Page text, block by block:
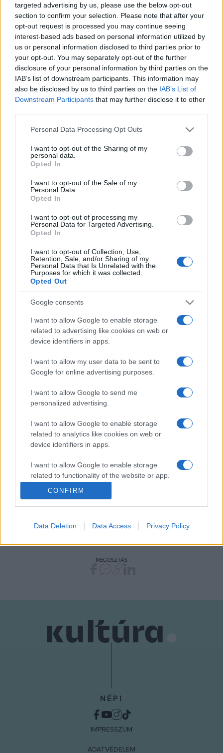
targeted advertising by us, please use the below opt-out
section to confirm your selection. Please note that after your
opt-out request is processed you may continue seeing
interest-based ads based on personal information utilized by
us or personal information disclosed to third parties prior to
your opt-out. You may separately opt-out of the further
disclosure of your personal information by third parties on the
IAB’s list of downstream participants. This information may
also be disclosed by us to third parties on the IAB’s List of
Downstream Participants that may further disclose it to other
Please note that this website/app uses one or more Google
not limited to your visit or usage behaviour. You may click to
grant or deny consent to Google and its third-party tags to
use your data for below specified purposes in below Google
consent section.
Personal Data Processing Opt Outs
I want to opt-out of the Sharing of my
personal data.
Opted In
I want to opt-out of the Sale of my
Personal Data.
Opted In
I want to opt-out of processing my
Personal Data for Targeted Advertising.
Opted In
I want to opt-out of Collection, Use,
Retention, Sale, and/or Sharing of my
Personal Data that Is Unrelated with the
Purposes for which it was collected.
Opted Out
Google consents
I want to allow Google to enable storage
related to advertising like cookies on web or
device identifiers in apps.
I want to allow my user data to be sent to
Google for online advertising purposes.
I want to allow Google to send me
personalized advertising.
I want to allow Google to enable storage
related to analytics like cookies on web or
device identifiers in apps.
I want to allow Google to enable storage
related to functionality of the website or app.
related to personalization.
I want to allow Google to enable storage
functionality and fraud prevention, and other
CONFIRM
Data Deletion Data Access Privacy Policy
vonják a tartásdíjat a segélyből,
így aztán semmire se futja,
ezért amikor éhes vagyok,
először is rendbe hozom a ruházatomat,
valami emberi formát próbálok ölteni,
meg arra is vigyáznom kell,
hogy ne legyek túl büdös,
mert ha büdös vagyok,
szóval,
bemegyek valami nagyobb üzletbe,
és felvágottat kérek,
sajtot is, pannóniát, az a legjobb, abból tíz is elég,
néha szalámit, ha arra van gusztusom,
de csakis szeletelve,
vagy egy fél szál kolbászt,
ott valami kisebb dolgot, túró rudit,
ilyesmit veszek magamhoz,
csupa olyat, amit könnyen ki lehet bontani,
esetleg csokoládét is elteszek,
aztán tovább megyek a tisztítószerekig,
és ott, ügyesen,
szép lassan kosárból bezabálom az egészet,
a sonkát,
a kolbászt, meg a túró rudit,
a gyerekek, meg a lakás,
az mind-mind az övék,
az már örökre én vagyok ?
MEGOSZTÁS
NÉPI
IMPRESSZUM
ADATVÉDELEM